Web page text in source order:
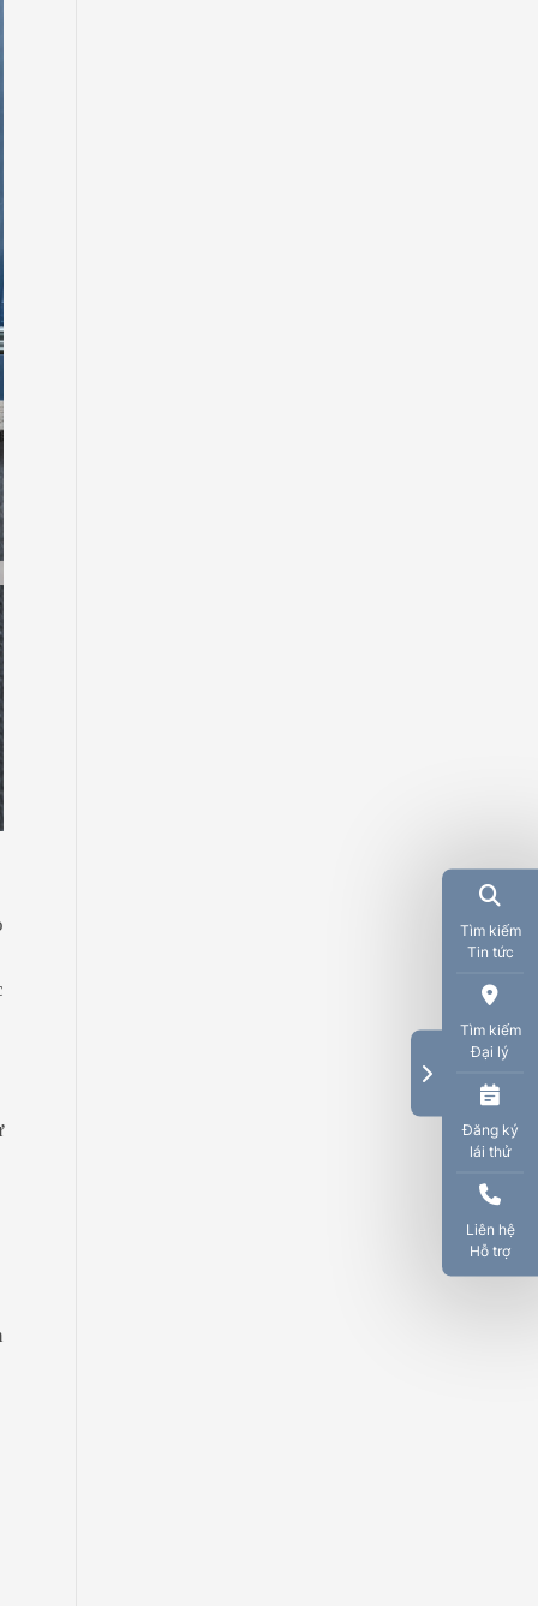
Tìm kiếm
Tin tức
Tìm kiếm
Đại lý
Đăng ký
lái thử
Liên hệ
Hỗ trợ